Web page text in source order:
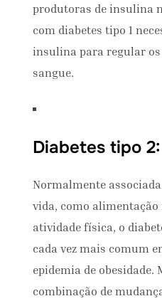
produtoras de insulina
com diabetes tipo 1
insulina para regular
sangue.
Diabetes tipo 2:
Normalmente
vida, como
atividade física, o
cada vez mais comum
epidemia de obesidade.
combinação de